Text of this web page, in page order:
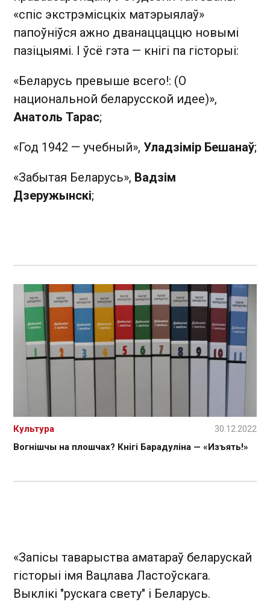
«спіс экстрэмісцкіх матэрыялаў»
папоўніўся ажно дванаццаццю новымі
пазіцыямі. І ўсё гэта — кнігі па гісторыі:
«Беларусь превыше всего!: (О
национальной беларусской идее)»,
Анатоль Тарас;
«Год 1942 — учебный», Уладзімір Бешанаў;
«Забытая Беларусь», Вадзім
Дзеружынскі;
Вогнішчы на плошчах? Кнігі Барадуліна — «Изъять!»
Культура 30.12.2022
«Запiсы таварыства аматараў беларускай
гiсторыi iмя Вацлава Ластоўскага.
Выклiкi "рускага свету" i Беларусь.